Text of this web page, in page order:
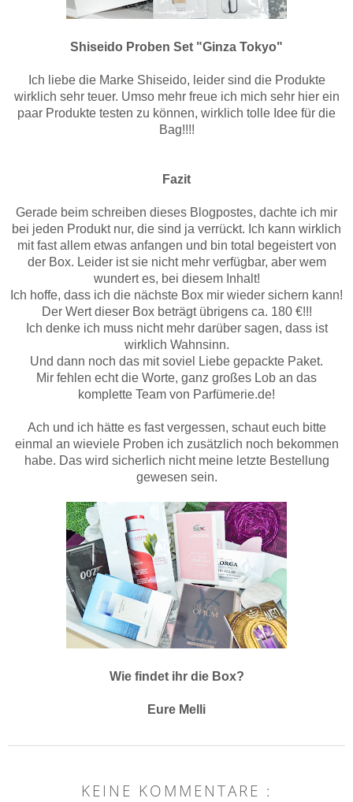
Shiseido Proben Set "Ginza Tokyo"
Ich liebe die Marke Shiseido, leider sind die Produkte
wirklich sehr teuer. Umso mehr freue ich mich sehr hier ein
paar Produkte testen zu können, wirklich tolle Idee für die
Bag!!!!
Fazit
Gerade beim schreiben dieses Blogpostes, dachte ich mir
bei jeden Produkt nur, die sind ja verrückt. Ich kann wirklich
mit fast allem etwas anfangen und bin total begeistert von
der Box. Leider ist sie nicht mehr verfügbar, aber wem
wundert es, bei diesem Inhalt!
Ich hoffe, dass ich die nächste Box mir wieder sichern kann!
Der Wert dieser Box beträgt übrigens ca. 180 €!!!
Ich denke ich muss nicht mehr darüber sagen, dass ist
wirklich Wahnsinn.
Und dann noch das mit soviel Liebe gepackte Paket.
Mir fehlen echt die Worte, ganz großes Lob an das
komplette Team von Parfümerie.de!
Ach und ich hätte es fast vergessen, schaut euch bitte
einmal an wieviele Proben ich zusätzlich noch bekommen
habe. Das wird sicherlich nicht meine letzte Bestellung
gewesen sein.
Wie findet ihr die Box?
Eure Melli
KEINE KOMMENTARE :